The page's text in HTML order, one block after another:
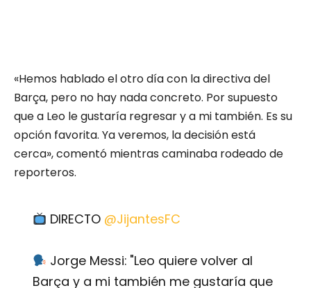
«Hemos hablado el otro día con la directiva del
Barça, pero no hay nada concreto. Por supuesto
que a Leo le gustaría regresar y a mi también. Es su
opción favorita. Ya veremos, la decisión está
cerca», comentó mientras caminaba rodeado de
reporteros.
DIRECTO @JijantesFC
Jorge Messi: "Leo quiere volver al
Barça y a mi también me gustaría que